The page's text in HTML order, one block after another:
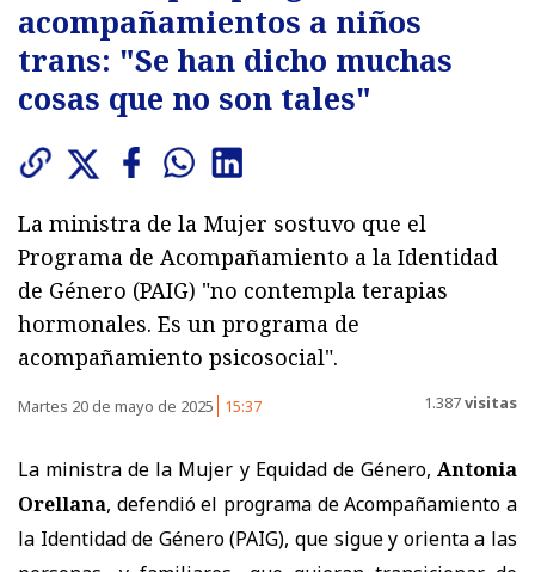
acompañamientos a niños
trans: "Se han dicho muchas
cosas que no son tales"
La ministra de la Mujer sostuvo que el
Programa de Acompañamiento a la Identidad
de Género (PAIG) "no contempla terapias
hormonales. Es un programa de
acompañamiento psicosocial".
Martes 20 de mayo de 2025 15:37 1.387visitas
La ministra de la Mujer y Equidad de Género, Antonia
Orellana, defendió el programa de Acompañamiento a
la Identidad de Género (PAIG), que sigue y orienta a las